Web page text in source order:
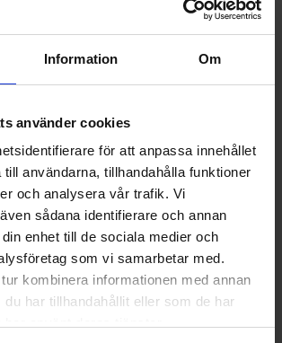
Information Om
använder cookies
för att anpassa innehållet
användarna, tillhandahålla funktioner
och analysera vår trafik. Vi
sådana identifierare och annan
enhet till de sociala medier och
som vi samarbetar med.
kombinera informationen med annan
du har tillhandahållit eller som de har
för kaffemaskiner 10 st
I lager
KÖP